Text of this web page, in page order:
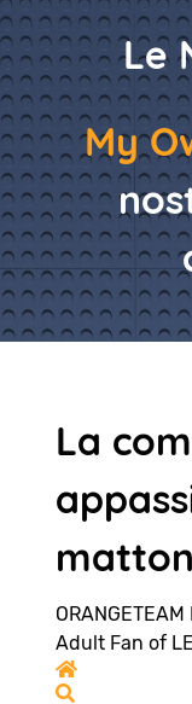
Le
My
La
Adult Fan of
Home